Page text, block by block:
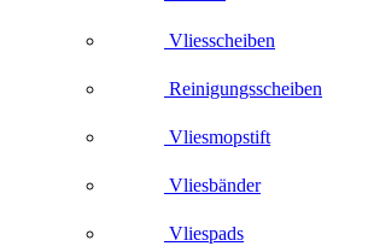
Vliesscheiben
Reinigungsscheiben
Vliesmopstift
Vliesbänder
Vliespads